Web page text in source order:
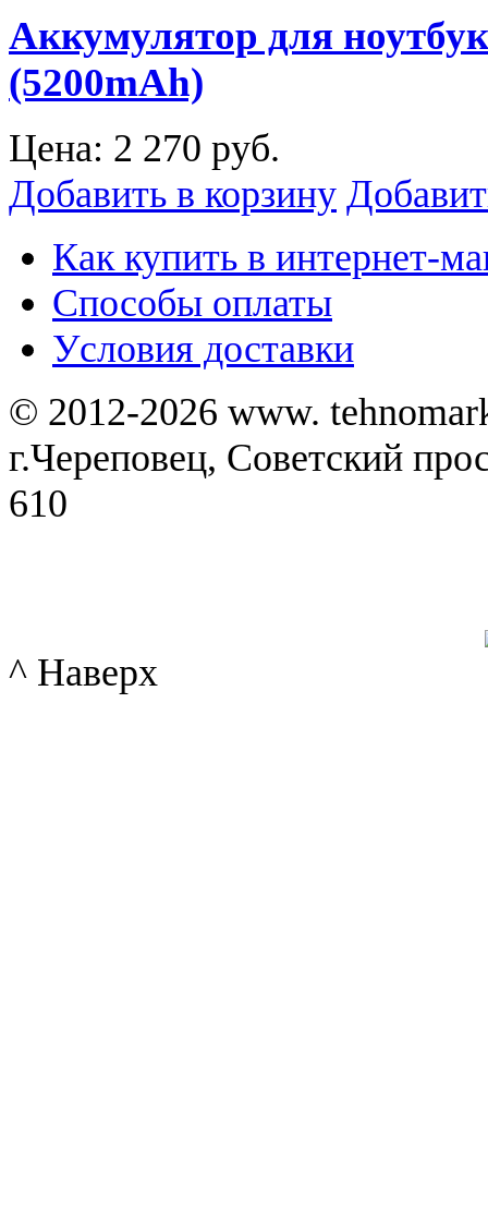
Аккумулятор для
(5200mAh)
Цена: 2 270 руб.
Добавить в корзину
Как купить в интернет-
Способы оплаты
Уcловия доставки
© 2012-2026 www.
г.Череповец, Советский
610
^ Наверх